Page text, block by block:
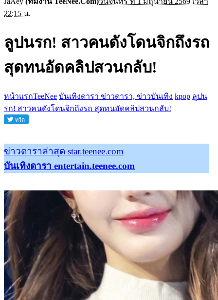
22:15 น.
ลูปนรก! สาวคนดังโดนจิกถึงรถ
สุดทนอัดคลิปสวนกลับ!
หน้าแรกTeeNee บันเทิงดารา ข่าวดารา, ข่าวบันเทิง kpop ลูปน
รก! สาวคนดังโดนจิกถึงรถ สุดทนอัดคลิปสวนกลับ!
ข่าวดาราล่าสุด star.teenee.com
บันเทิงดารา entertain.teenee.com